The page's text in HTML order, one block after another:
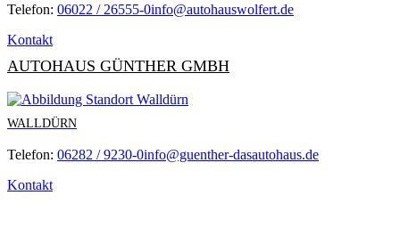
Telefon: 06022 / 26555-0info@autohauswolfert.de
Kontakt
AUTOHAUS GÜNTHER GMBH
WALLDÜRN
Telefon: 06282 / 9230-0info@guenther-dasautohaus.de
Kontakt